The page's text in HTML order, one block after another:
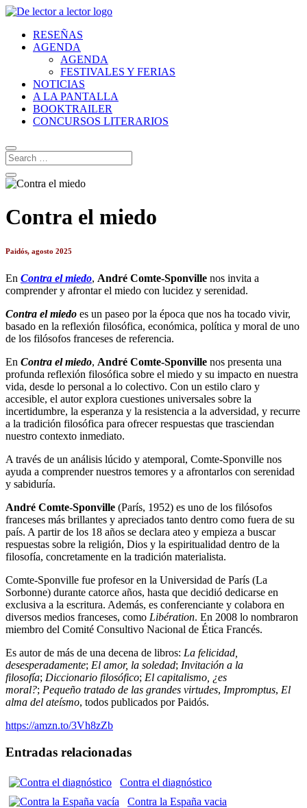
RESEÑAS
AGENDA
AGENDA
FESTIVALES Y FERIAS
NOTICIAS
A LA PANTALLA
BOOKTRAILER
CONCURSOS LITERARIOS
Contra el miedo
Paidós, agosto 2025
En Contra el miedo, André Comte-Sponville nos invita a
comprender y afrontar el miedo con lucidez y serenidad.
Contra el miedo es un paseo por la época que nos ha tocado vivir,
basado en la reflexión filosófica, económica, política y moral de uno
de los filósofos franceses de referencia.
En Contra el miedo, André Comte-Sponville nos presenta una
profunda reflexión filosófica sobre el miedo y su impacto en nuestra
vida, desde lo personal a lo colectivo. Con un estilo claro y
accesible, el autor explora cuestiones universales sobre la
incertidumbre, la esperanza y la resistencia a la adversidad, y recurre
a la tradición filosófica para ofrecer respuestas que trasciendan
nuestro contexto inmediato.
A través de un análisis lúcido y atemporal, Comte-Sponville nos
ayuda a comprender nuestros temores y a afrontarlos con serenidad
y sabiduría.
André Comte-Sponville (París, 1952) es uno de los filósofos
franceses más brillantes y apreciados tanto dentro como fuera de su
país. A partir de los 18 años se declara ateo y empieza a buscar
respuestas sobre la religión, Dios y la espiritualidad dentro de la
filosofía, concretamente en la tradición materialista.
Comte-Sponville fue profesor en la Universidad de París (La
Sorbonne) durante catorce años, hasta que decidió dedicarse en
exclusiva a la escritura. Además, es conferenciante y colabora en
diversos medios franceses, como Libération. En 2008 lo nombraron
miembro del Comité Consultivo Nacional de Ética Francés.
Es autor de más de una decena de libros: La felicidad,
desesperadamente; El amor, la soledad; Invitación a la
filosofía; Diccionario filosófico; El capitalismo, ¿es
moral?; Pequeño tratado de las grandes virtudes, Impromptus, El
alma del ateísmo, todos publicados por Paidós.
https://amzn.to/3Vh8zZb
Entradas relacionadas
Contra el diagnóstico
Contra la España vacia